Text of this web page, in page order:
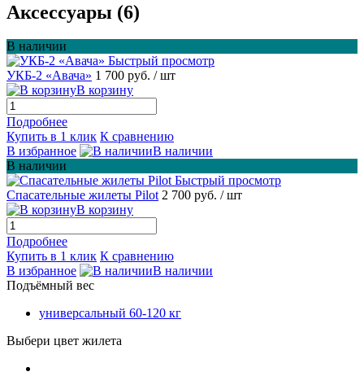
Аксессуары (6)
В наличии
Быстрый просмотр
УКБ-2 «Авача» 1 700 руб. / шт
В корзину
Подробнее
Купить в 1 клик К сравнению
В избранное
В наличии
В наличии
Быстрый просмотр
Спасательные жилеты Pilot 2 700 руб. / шт
В корзину
Подробнее
Купить в 1 клик К сравнению
В избранное
В наличии
Подъёмный вес
универсальный 60-120 кг
Выбери цвет жилета